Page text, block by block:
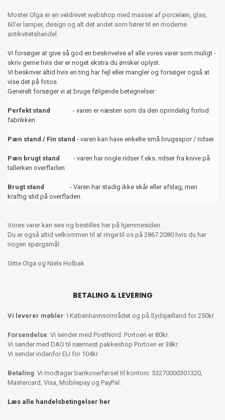
Moster Olga er en veldrevet webshop med masser af porcelæn, glas,
60’er lamper, design og alt det andet som hører til en moderne
antikvitetshandel.
Vi forsøger at give så god en beskrivelse af alle vores varer som muligt -
skriv gerne hvis der er noget ekstra du ønsker oplyst.
Vi beskriver altid hvis en ting har fejl eller mangler og forsøger også at
vise det på fotos.
Generelt forsøger vi at bruge følgende betegnelser:
Perfekt stand - varen er næsten som da den oprindelig forlod
fabrikken
Pæn stand / Fin stand - varen kan have enkelte små brugsspor / ridser
Pæn brugt stand
- varen har nogle ridser f.eks. ridser fra knive på
tallerken overfladen
Brugt stand
- Varen har stadig ikke skår eller afslag, men
kraftig slid på overfladen.
Vores varer kan ses og bestilles her på hjemmesiden.
Du er også altid velkommen til at ringe til os på 2867 2080 hvis du har
nogen spørgsmål.
Gitte Olga og Niels Holbak
BETALING & LEVERING
Vi leverer møbler: I Københavnsområdet og på Sydsjælland for 250kr
Forsendelse: Vi sender med PostNord. Portoen er 80kr.
Vi sender med DAO til nærmest pakkeshop Portoen er 38kr.
Vi sender indenfor EU for 104kr
Betaling: Vi modtager bankoverførsel til kontonr. 53270000301320,
Mastercard, Visa, Mobilepay og PayPal.
Læs alle handelsbetingelser her